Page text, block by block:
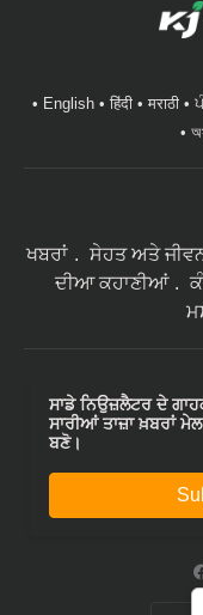
English हिंदी मराठी
ਖਬਰਾਂ ਸੇਹਤ ਅਤੇ
ਦੀਆ ਕਹਾਣੀਆਂ
ਸਾਡੇ ਨਿਉਜ਼ਲੈਟਰ ਦੇ
ਸਾਰੀਆਂ ਤਾਜ਼ਾ ਖ਼ਬਰਾਂ
ਬਣੋ।